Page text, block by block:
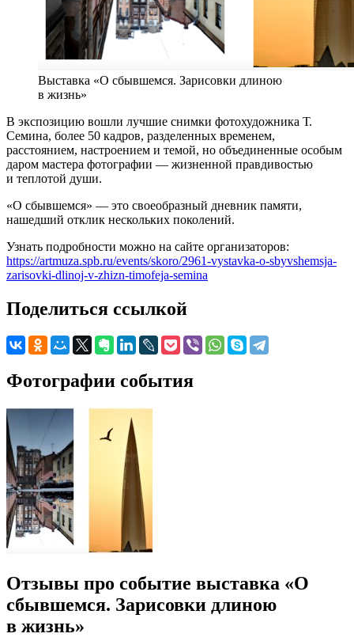
Выставка «О сбывшемся. Зарисовки длиною
в жизнь»
В экспозицию вошли лучшие снимки фотохудожника Т.
Семина, более 50 кадров, разделенных временем,
расстоянием, настроением и темой, но объединенные особым
даром мастера фотографии — жизненной правдивостью
и теплотой души.
«О сбывшемся» — это своеобразный дневник памяти,
нашедший отклик нескольких поколений.
Узнать подробности можно на сайте организаторов:
https://artmuza.spb.ru/events/skoro/2961-vystavka-o-sbyvshemsja-
zarisovki-dlinoj-v-zhizn-timofeja-semina
Поделиться ссылкой
Фотографии события
Отзывы про событие выставка «О
сбывшемся. Зарисовки длиною
в жизнь»